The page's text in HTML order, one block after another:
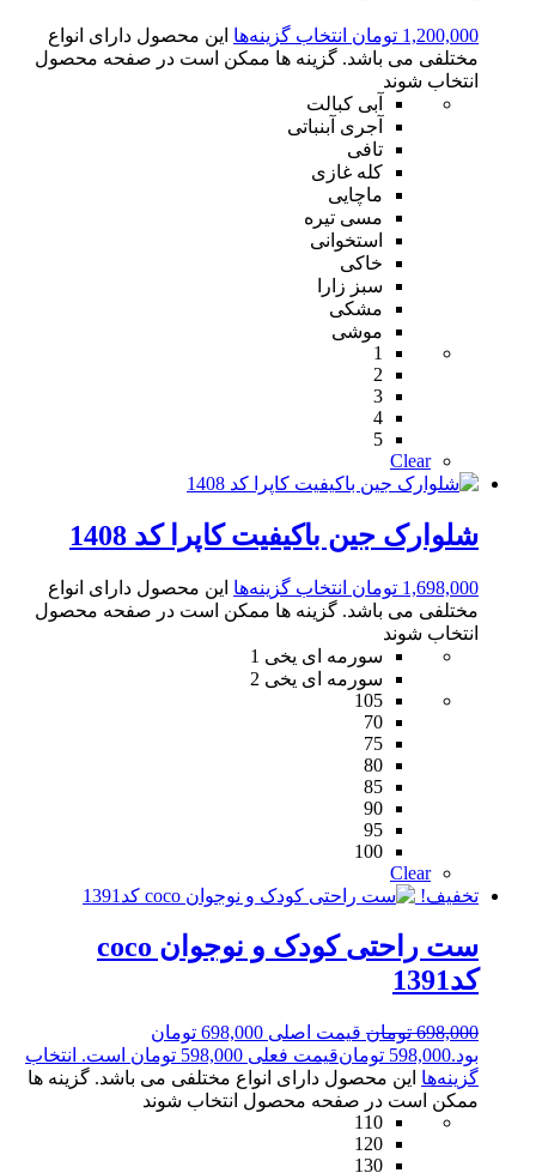
1,200,000 تومان انتخاب گزینه‌ها این محصول دارای انواع
مختلفی می باشد. گزینه ها ممکن است در صفحه محصول
انتخاب شوند
آبی کبالت
آجری آبنباتی
تافی
کله غازی
ماچایی
مسی تیره
استخوانی
خاکی
سبز زارا
مشکی
موشی
1
2
3
4
5
Clear
شلوارک جین باکیفیت کاپرا کد 1408
1,698,000 تومان انتخاب گزینه‌ها این محصول دارای انواع
مختلفی می باشد. گزینه ها ممکن است در صفحه محصول
انتخاب شوند
سورمه ای یخی 1
سورمه ای یخی 2
105
70
75
80
85
90
95
100
Clear
تخفیف!
ست راحتی کودک و نوجوان coco
کد1391
698,000 تومان
قیمت اصلی 698,000 تومان
بود.598,000 تومانقیمت فعلی 598,000 تومان است.
انتخاب
گزینه‌ها این محصول دارای انواع مختلفی می باشد. گزینه ها
ممکن است در صفحه محصول انتخاب شوند
110
120
130